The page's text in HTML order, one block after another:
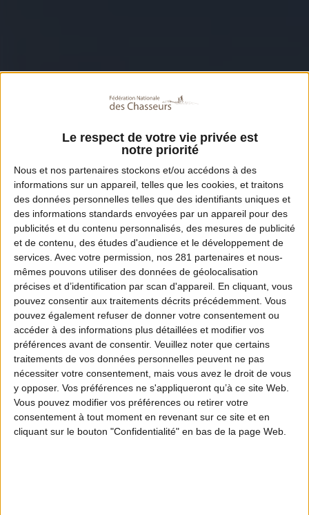
Le respect de votre vie privée est
notre priorité
Nous et nos partenaires stockons et/ou accédons à des
informations sur un appareil, telles que les cookies, et traitons
des données personnelles telles que des identifiants uniques et
des informations standards envoyées par un appareil pour des
publicités et du contenu personnalisés, des mesures de publicité
et de contenu, des études d'audience et le développement de
services. Avec votre permission, nos 281 partenaires et nous-
mêmes pouvons utiliser des données de géolocalisation
précises et d’identification par scan d'appareil. En cliquant, vous
pouvez consentir aux traitements décrits précédemment. Vous
pouvez également refuser de donner votre consentement ou
accéder à des informations plus détaillées et modifier vos
préférences avant de consentir. Veuillez noter que certains
traitements de vos données personnelles peuvent ne pas
nécessiter votre consentement, mais vous avez le droit de vous
y opposer. Vos préférences ne s'appliqueront qu’à ce site Web.
Vous pouvez modifier vos préférences ou retirer votre
consentement à tout moment en revenant sur ce site et en
cliquant sur le bouton "Confidentialité" en bas de la page Web.